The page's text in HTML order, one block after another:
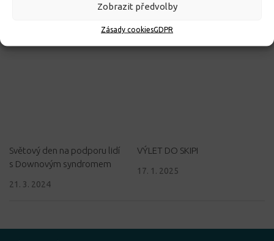
Zobrazit předvolby
Zásady cookiesGDPR
Světový den na podporu lidí
s Downovým syndromem
21. 3. 2024
VÝLET DO SKIPI
17. 1. 2025